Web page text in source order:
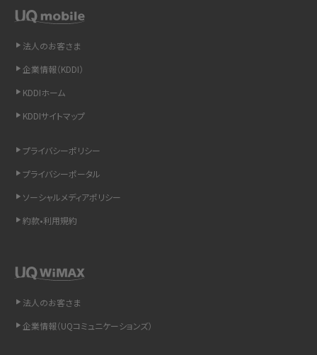
を解説
LINEの引き継ぎ方法は？対象データや事前準備・条件・注意点などを解説
非通知設定とは？184で電話をかける方法やiPhone・Androidの設定を解説
iCloudの使用容量を減らす9つの方法！使用状況の確認手順も紹介
リプライ機能とは？LINE、X（旧Twitter）、Instagram、TikTokで送る方法を解説
LINEで送信取り消しをする方法は？相手に知られるのか、削除との違いも紹介
法人のお客さま
企業情報（KDDI）
KDDIホーム
KDDIサイトマップ
プライバシーポリシー
プライバシーポータル
ソーシャルメディアポリシー
約款•利用規約
法人のお客さま
企業情報（UQコミュニケーションズ）